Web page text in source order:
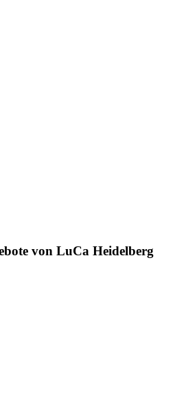
von LuCa Heidelberg